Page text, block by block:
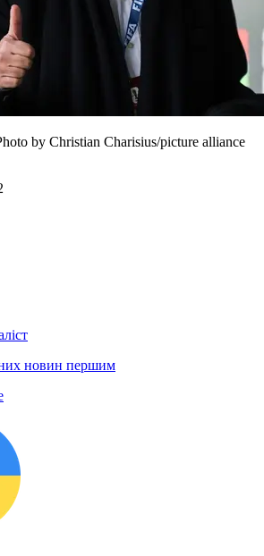
by Christian Charisius/picture alliance
новин першим